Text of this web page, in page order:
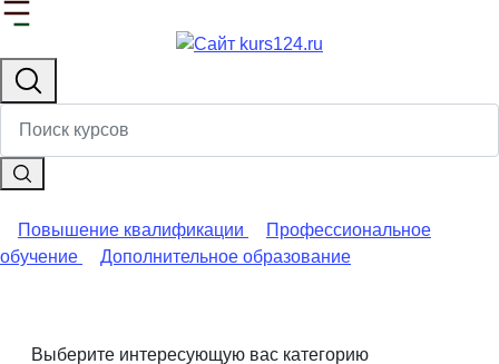
Повышение квалификации
Профессиональное
обучение
Дополнительное образование
Выберите интересующую вас категорию